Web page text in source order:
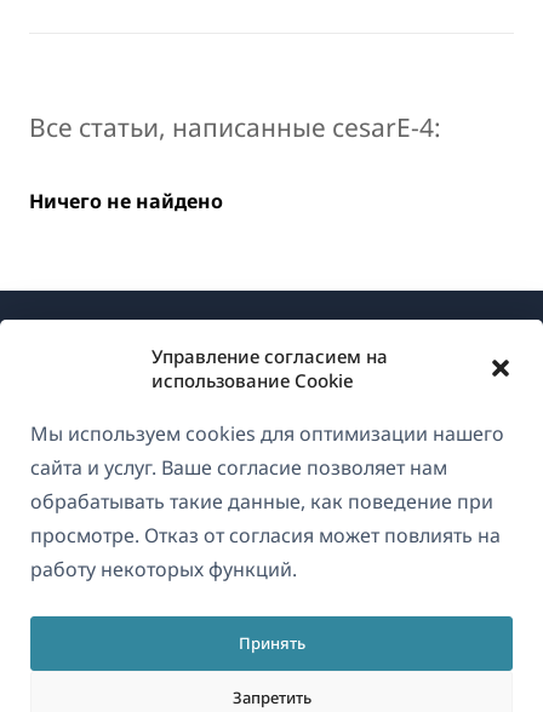
Управление согласием на
использование Cookie
Мы используем cookies для оптимизации нашего
сайта и услуг. Ваше согласие позволяет нам
обрабатывать такие данные, как поведение при
просмотре. Отказ от согласия может повлиять на
работу некоторых функций.
Принять
Запретить
Все статьи, написанные cesarE-4:
Ничего не найдено
Русский
О WPML
GDPR и политика конфиденциальности
Присоединяйтесь к нашей команде
(открывается
в
новом
окне)
в
новом
окне)
в
окне)